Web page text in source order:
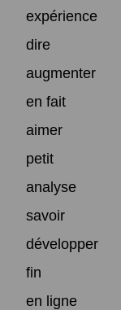
expérience
dire
augmenter
en fait
aimer
petit
analyse
savoir
développer
fin
en ligne